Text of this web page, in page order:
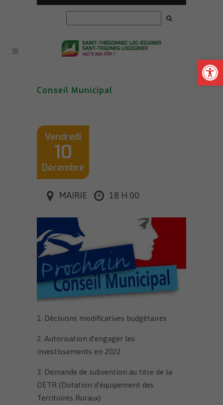
Ouvrir
Conseil Municipal
Vendredi
10
Décembre
MAIRIE 18 H 00
1. Décisions modificatives budgétaires
2. Autorisation d’engager les
investissements en 2022
3. Demande de subvention au titre de la
DETR (Dotation d’équipement des
Territoires Ruraux)